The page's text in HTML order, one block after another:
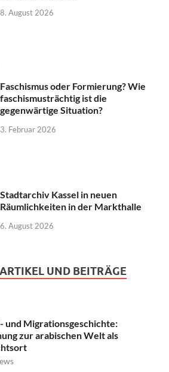
8. August 2026
Faschismus oder Formierung? Wie
faschismusträchtig ist die
gegenwärtige Situation?
3. Februar 2026
Stadtarchiv Kassel in neuen
Räumlichkeiten in der Markthalle
6. August 2026
UND BEITRÄGE
und Migrationsgeschichte:
zur arabischen Welt als